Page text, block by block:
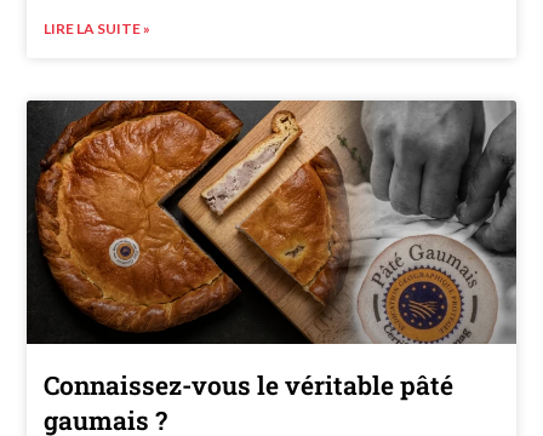
LIRE LA SUITE »
Connaissez-vous le véritable pâté
gaumais ?